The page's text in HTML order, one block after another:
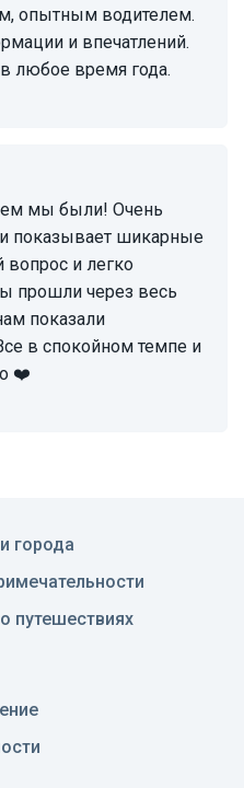
опытным водителем.
и впечатлений.
любое время года.
показывает шикарные
вопрос и легко
прошли через весь
показали
в спокойном темпе и
❤️
города
путешествиях